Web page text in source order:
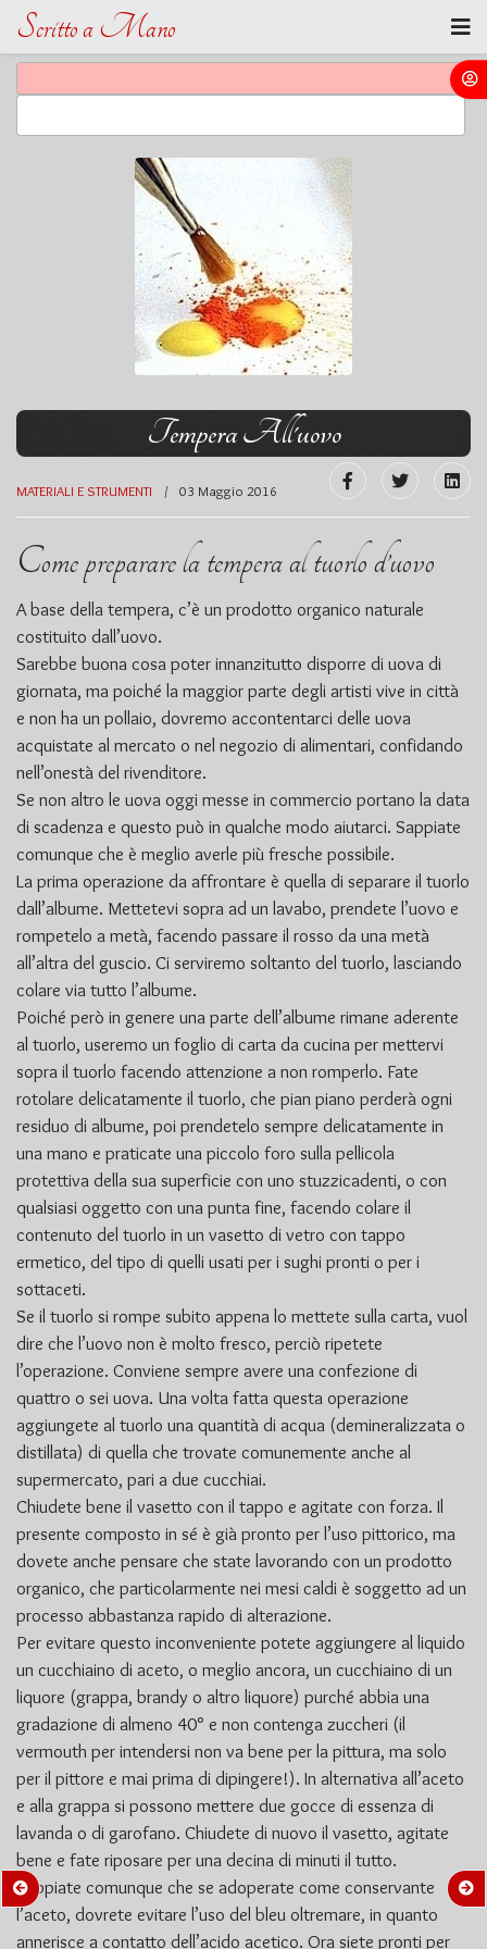
Scritto a Mano
Tempera All'uovo
MATERIALI E STRUMENTI 03 Maggio 2016
Come preparare la tempera al tuorlo d’uovo
A base della tempera, c’è un prodotto organico naturale
costituito dall’uovo.
Sarebbe buona cosa poter innanzitutto disporre di uova di
giornata, ma poiché la maggior parte degli artisti vive in città
e non ha un pollaio, dovremo accontentarci delle uova
acquistate al mercato o nel negozio di alimentari, confidando
nell’onestà del rivenditore.
Se non altro le uova oggi messe in commercio portano la data
di scadenza e questo può in qualche modo aiutarci. Sappiate
comunque che è meglio averle più fresche possibile.
La prima operazione da affrontare è quella di separare il tuorlo
dall’albume. Mettetevi sopra ad un lavabo, prendete l’uovo e
rompetelo a metà, facendo passare il rosso da una metà
all’altra del guscio. Ci serviremo soltanto del tuorlo, lasciando
colare via tutto l’albume.
Poiché però in genere una parte dell’albume rimane aderente
al tuorlo, useremo un foglio di carta da cucina per mettervi
sopra il tuorlo facendo attenzione a non romperlo. Fate
rotolare delicatamente il tuorlo, che pian piano perderà ogni
residuo di albume, poi prendetelo sempre delicatamente in
una mano e praticate una piccolo foro sulla pellicola
protettiva della sua superficie con uno stuzzicadenti, o con
qualsiasi oggetto con una punta fine, facendo colare il
contenuto del tuorlo in un vasetto di vetro con tappo
ermetico, del tipo di quelli usati per i sughi pronti o per i
sottaceti.
Se il tuorlo si rompe subito appena lo mettete sulla carta, vuol
dire che l’uovo non è molto fresco, perciò ripetete
l’operazione. Conviene sempre avere una confezione di
quattro o sei uova. Una volta fatta questa operazione
aggiungete al tuorlo una quantità di acqua (demineralizzata o
distillata) di quella che trovate comunemente anche al
supermercato, pari a due cucchiai.
Chiudete bene il vasetto con il tappo e agitate con forza. Il
presente composto in sé è già pronto per l’uso pittorico, ma
dovete anche pensare che state lavorando con un prodotto
organico, che particolarmente nei mesi caldi è soggetto ad un
processo abbastanza rapido di alterazione.
Per evitare questo inconveniente potete aggiungere al liquido
un cucchiaino di aceto, o meglio ancora, un cucchiaino di un
liquore (grappa, brandy o altro liquore) purché abbia una
gradazione di almeno 40° e non contenga zuccheri (il
vermouth per intendersi non va bene per la pittura, ma solo
per il pittore e mai prima di dipingere!). In alternativa all’aceto
e alla grappa si possono mettere due gocce di essenza di
lavanda o di garofano. Chiudete di nuovo il vasetto, agitate
bene e fate riposare per una decina di minuti il tutto.
Sappiate comunque che se adoperate come conservante
l’aceto, dovrete evitare l’uso del bleu oltremare, in quanto
annerisce a contatto dell’acido acetico. Ora siete pronti per